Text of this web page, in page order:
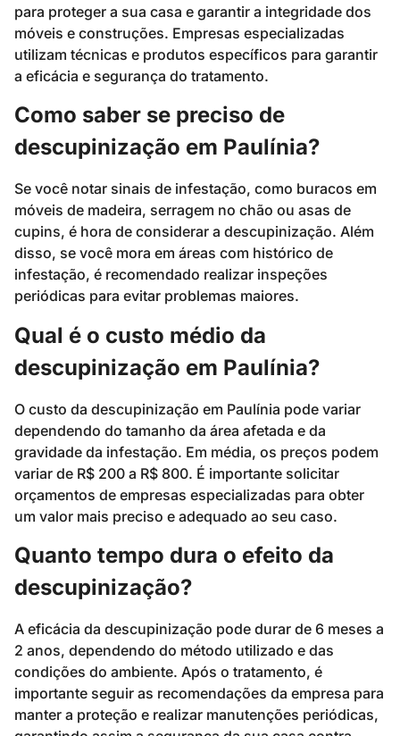
para proteger a sua casa e garantir a integridade dos
móveis e construções. Empresas especializadas
utilizam técnicas e produtos específicos para garantir
a eficácia e segurança do tratamento.
Como saber se preciso de
descupinização em Paulínia?
Se você notar sinais de infestação, como buracos em
móveis de madeira, serragem no chão ou asas de
cupins, é hora de considerar a descupinização. Além
disso, se você mora em áreas com histórico de
infestação, é recomendado realizar inspeções
periódicas para evitar problemas maiores.
Qual é o custo médio da
descupinização em Paulínia?
O custo da descupinização em Paulínia pode variar
dependendo do tamanho da área afetada e da
gravidade da infestação. Em média, os preços podem
variar de R$ 200 a R$ 800. É importante solicitar
orçamentos de empresas especializadas para obter
um valor mais preciso e adequado ao seu caso.
Quanto tempo dura o efeito da
descupinização?
A eficácia da descupinização pode durar de 6 meses a
2 anos, dependendo do método utilizado e das
condições do ambiente. Após o tratamento, é
importante seguir as recomendações da empresa para
manter a proteção e realizar manutenções periódicas,